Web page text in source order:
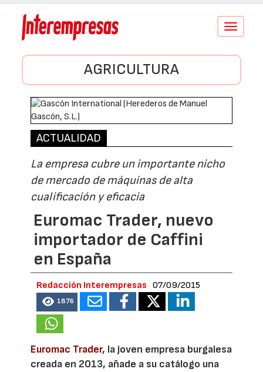
Conmutar
AGRICULTURA
ACTUALIDAD
La empresa cubre un importante nicho
de mercado de máquinas de alta
cualificación y eficacia
Euromac Trader, nuevo
importador de Caffini
en España
Redacción Interempresas 07/09/2015
1876
Euromac Trader, la joven empresa burgalesa
creada en 2013, añade a su catálogo una